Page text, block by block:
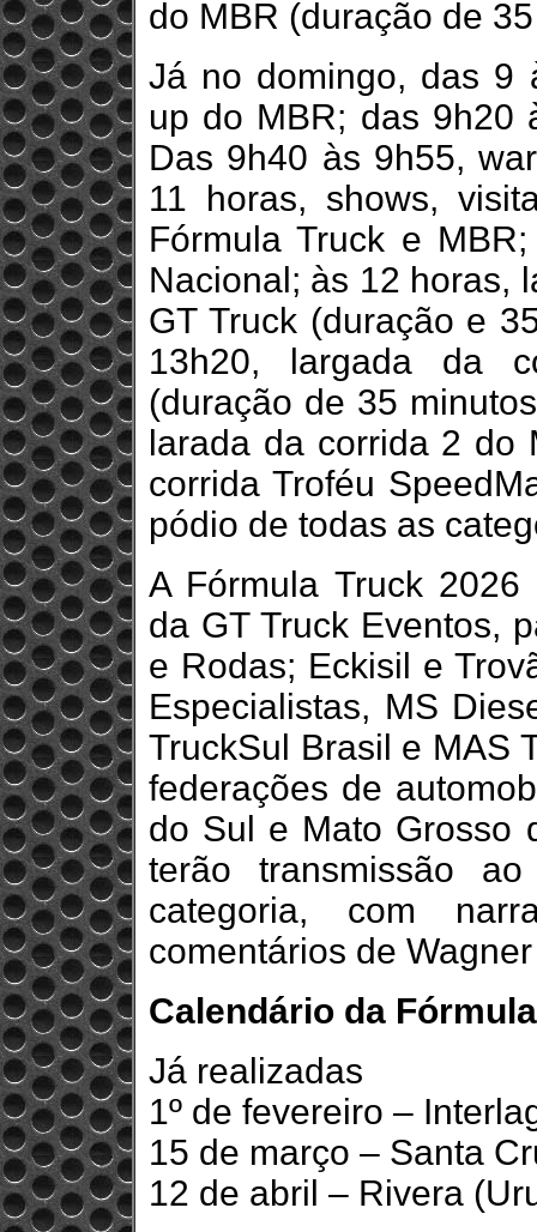
do MBR (duração de
Já no domingo, das 9
up do MBR; das 9h20
Das 9h40 às 9h55,
11 horas, shows,
Fórmula Truck e
Nacional; às 12 horas,
GT Truck (duração e
13h20, largada da
(duração de 35
larada da corrida 2 do
corrida Troféu
pódio de todas as
A Fórmula Truck
da GT Truck Eventos,
e Rodas; Eckisil e
Especialistas, MS
TruckSul Brasil e MAS
federações de
do Sul e Mato Grosso
terão transmissão
categoria, com
comentários de
Calendário da
Já realizadas
1º de fevereiro –
15 de março – Santa
12 de abril – Rivera